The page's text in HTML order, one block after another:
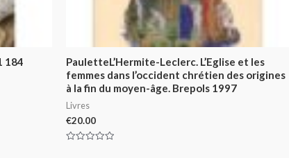
184
PauletteL’Hermite-Leclerc. L’Eglise et les
femmes dans l’occident chrétien des origines
à la fin du moyen-âge. Brepols 1997
Livres
€20.00